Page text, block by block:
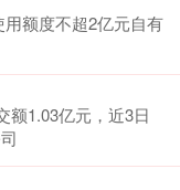
额度不超2亿元自有
额1.03亿元，近3日